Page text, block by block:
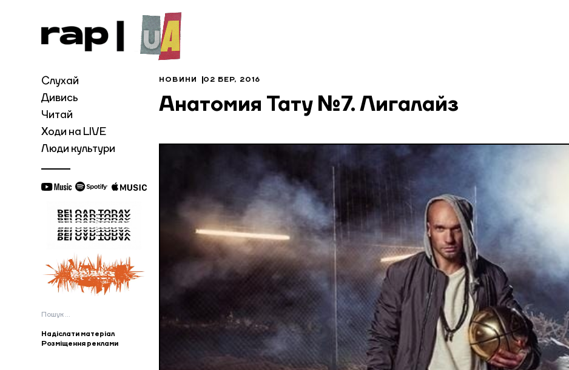
Слухай
Дивись
Читай
Ходи на LIVE
Люди культури
Пошук:
Надіслати матеріал
Розміщення реклами
НОВИНИ 02 БЕР, 2016
Анатомия Тату №7. Лигалайз